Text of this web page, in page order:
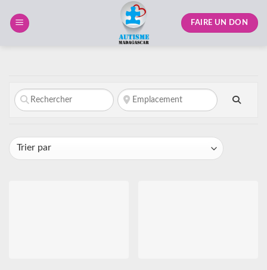
FAIRE UN DON